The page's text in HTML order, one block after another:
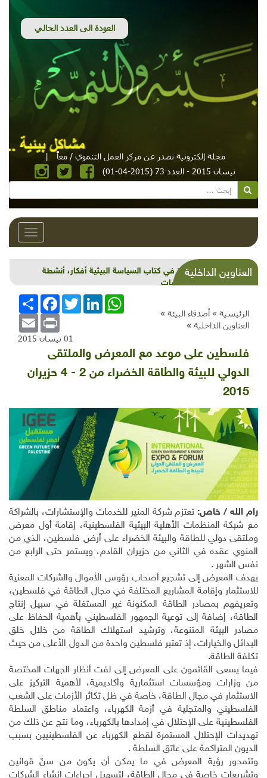
مجلة إلكترونية تصدر عن مركز العمل التنموي / معاً
|
نيسان 2015 - العدد 73 (2015-04-01)
Toggle
العناوين الداخليةقراءة في كتاب السياسة البيئية أفكار، أنشطة
وسياسات
الرئيسية » أصدقاء البيئة »
العناوين الداخلية »
انشر
FacebookTwitterLinkedInWhatsApp
Email Print
01 نيسان 2015
فلسطين على موعد مع المعرض والملتقى
الدولي للبيئة والطاقة الخضراء من 2 - 4 حزيران
2015
رام الله / خاص: تعتزم شركة المنير للخدمات والإستشارات، بالشراكة
مع شبكة المنظمات الأهلية البيئية الفلسطينية، إقامة أول معرض
وملتقى دولي للطاقة والبيئة الخضراء على أرض فلسطين، الذي من
المنوي عقده في الثاني من حزيران القادم، ويستمر حتى الرابع من
نفس الشهر .
يهدف المعرض إلى تشجيع أصحاب رؤوس الأموال والشركات المعنية
للاستثمار وإقامة المشاريع المختلفة في مجال الطاقة في فلسطين،
وتعريفهم بمصادر الطاقة المكنونة غير المستغلة في سبيل إنتاج
الطاقة، إضافة إلى توعية الجمهور الفلسطيني بأهمية الحفاظ على
مصادر البيئة المتنوعة، وترشيد استهلاك الطاقة من خلال خلق
البدائل والخيارات، إذ تعتبر فلسطين واحدة من الدول الأعلى من حيث
تكلفة الطاقة.
فيما يسعى القائمون على المعرض إلى لفت أنظار الجهات المختصة
من وزارات ومؤسسات استثمارية وأكاديمية، لأهمية التركيز على
الاستثمار في مجال الطاقة، خاصة في ظل تكاثر الأزمات على الشعب
الفلسطيني والمتجلية في أزمة الكهرباء، واعتماد مناطق السلطة
الفلسطينية على الإحتلال في إمدادها بالكهرباء، وما نتج عن ذلك من
تهديدات الإحتلال المستمرة لقطع الكهرباء عن الفلسطينيين بسبب
الديون المتراكمة على عاتق السلطة .
وتتمحور رؤية المعرض في ما يمكن أن يكون من سنّ قوانين
وتشريعات خاصة في مجال الطاقة، لتسهيل إجراءات إنشاء الشركات